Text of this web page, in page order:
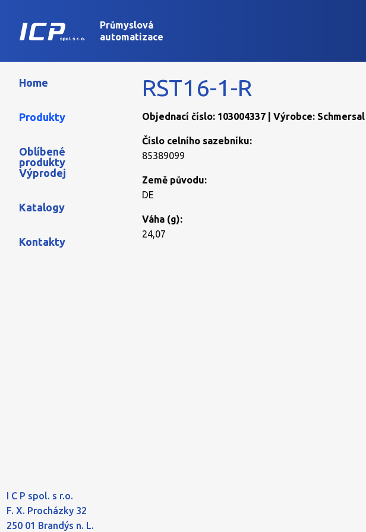
Průmyslová
automatizace
Home
Produkty
Oblíbené
produkty
Výprodej
Katalogy
Kontakty
I C P spol. s r.o.
F. X. Procházky 32
250 01 Brandýs n. L.
RST16-1-R
Objednací číslo: 103004337 | Výrobce: Schmersal
Číslo celního sazebníku:
85389099
Země původu:
DE
Váha (g):
24,07